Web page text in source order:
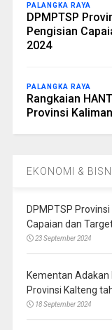
PALANGKA RAYA
DPMPTSP
Pengisian
2024
PALANGKA RAYA
Rangkaian
Provinsi
EKONOMI &
DPMPTSP
Capaian dan
23 September 2024
Kementan Adakan
Provinsi Kalteng
18 September 2024